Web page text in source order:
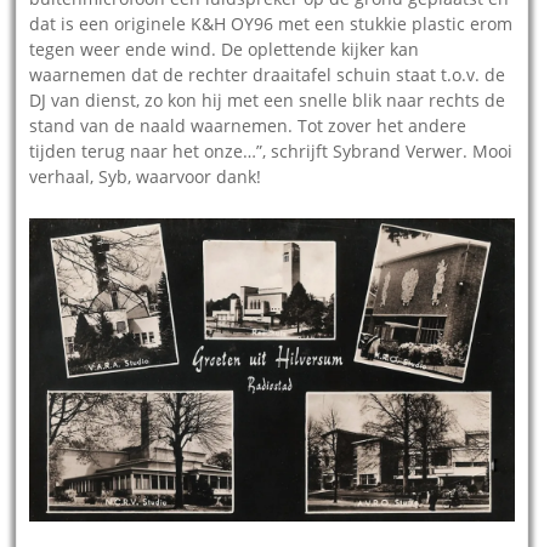
dat is een originele K&H OY96 met een stukkie plastic erom
tegen weer ende wind. De oplettende kijker kan
waarnemen dat de rechter draaitafel schuin staat t.o.v. de
DJ van dienst, zo kon hij met een snelle blik naar rechts de
stand van de naald waarnemen. Tot zover het andere
tijden terug naar het onze…”, schrijft Sybrand Verwer. Mooi
verhaal, Syb, waarvoor dank!